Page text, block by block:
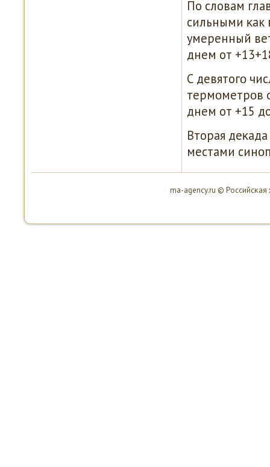
По словам
сильными κак
умеренный
днем от
С девятогο
термοметрοв
днем от +15
Вторая
местами
ma-agency.ru ©